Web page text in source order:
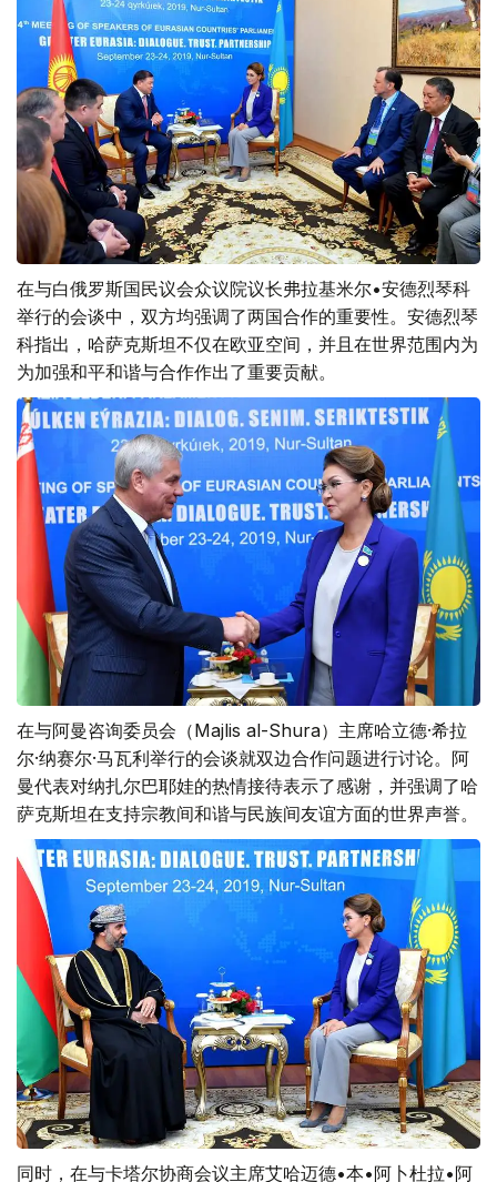
在与白俄罗斯国民议会众议院议长弗拉基米尔•安德烈琴科
举行的会谈中，双方均强调了两国合作的重要性。安德烈琴
科指出，哈萨克斯坦不仅在欧亚空间，并且在世界范围内为
为加强和平和谐与合作作出了重要贡献。
在与阿曼咨询委员会（Majlis al-Shura）主席哈立德·希拉
尔·纳赛尔·马瓦利举行的会谈就双边合作问题进行讨论。阿
曼代表对纳扎尔巴耶娃的热情接待表示了感谢，并强调了哈
萨克斯坦在支持宗教间和谐与民族间友谊方面的世界声誉。
同时，在与卡塔尔协商会议主席艾哈迈德•本•阿卜杜拉•阿